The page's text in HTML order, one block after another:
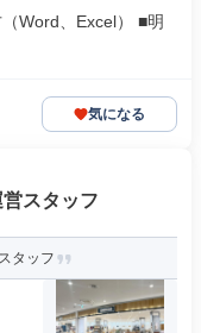
Word、Excel） ■明
気になる
スタッフ
タッフ